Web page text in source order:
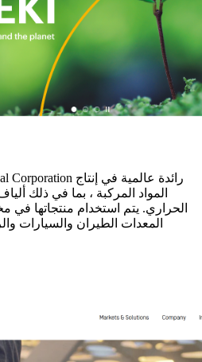
المواد المركبة ، بما في ذلك
الحراري. يتم استخدام منتجاتها
المعدات الطيران والسيارات